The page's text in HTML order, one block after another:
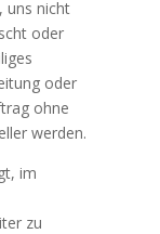
uns nicht
oder
oder
ohne
werden.
im
zu